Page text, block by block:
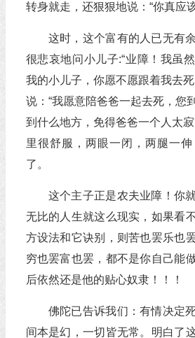
转身就走，还狠狠地说：“你真应
这时，这个富有的人已无有
很悲哀地问小儿子:“业障！我虽
我的小儿子，你愿不愿跟着我去
说：“我愿意陪爸爸一起去死，您
到什么地方，免得爸爸一个人太
里很舒服，两眼一闭，两腿一
了。
这个主子正是农夫业障！你
无比的人生就这么现实，如果看
方设法和它诀别，则苦也罢乐也
穷也罢富也罢，都不是你自己能
后依然还是他的贴心奴隶！！！
佛陀已告诉我们：有情决定
间本是幻，一切皆无常。明白了